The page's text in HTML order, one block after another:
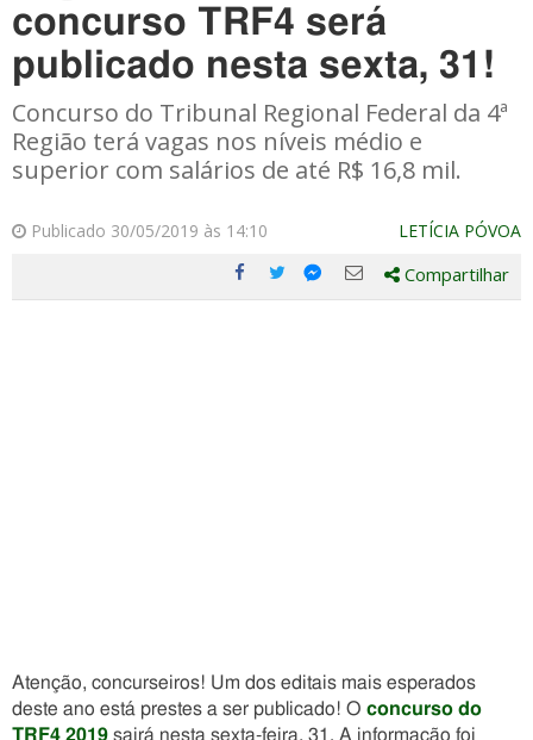
concurso TRF4 será
publicado nesta sexta, 31!
Concurso do Tribunal Regional Federal da 4ª
Região terá vagas nos níveis médio e
superior com salários de até R$ 16,8 mil.
Publicado 30/05/2019 às 14:10 LETÍCIA PÓVOA
Compartilhe
Compartilhe
Compartilhe
Compartilhe
Compartilhar
Atenção, concurseiros! Um dos editais mais esperados
deste ano está prestes a ser publicado! O concurso do
TRF4 2019 sairá nesta sexta-feira, 31. A informação foi